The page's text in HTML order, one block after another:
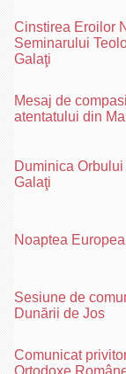
Cinstirea Eroilor
Seminarului
Galaţi
Mesaj de
atentatului din
Duminica
Galaţi
Noaptea
Sesiune de
Dunării de Jos
Comunicat
Ortodoxe